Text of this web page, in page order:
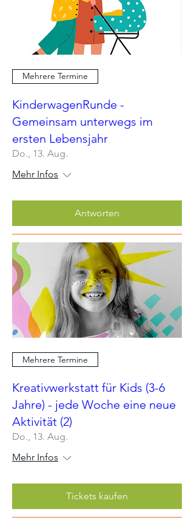
Mehrere Termine
KinderwagenRunde -
Gemeinsam unterwegs im
ersten Lebensjahr
Do., 13. Aug.
Mehr Infos
Antworten
Mehrere Termine
Kreativwerkstatt für Kids (3-6
Jahre) - jede Woche eine neue
Aktivität (2)
Do., 13. Aug.
Mehr Infos
Tickets kaufen